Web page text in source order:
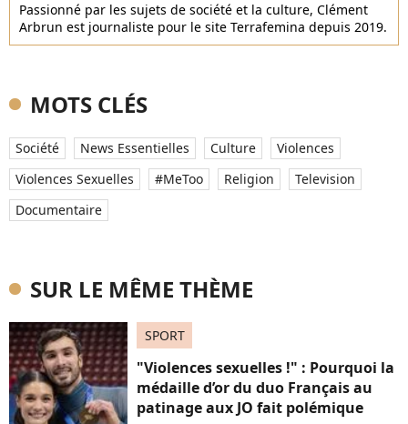
Passionné par les sujets de société et la culture, Clément
Arbrun est journaliste pour le site Terrafemina depuis 2019.
MOTS CLÉS
Société News Essentielles Culture
Violences
Violences Sexuelles
#MeToo Religion
Television
Documentaire
SUR LE MÊME THÈME
SPORT
"Violences sexuelles !" : Pourquoi la
médaille d’or du duo Français au
patinage aux JO fait polémique